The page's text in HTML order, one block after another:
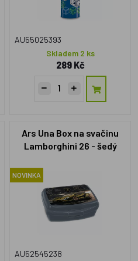
AU55025393
Skladem 2 ks
289 Kč
Ars Una Box na svačinu
Lamborghini 26 - šedý
NOVINKA
AU52545238